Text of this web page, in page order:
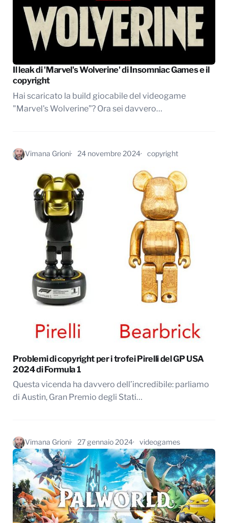
Il leak di 'Marvel's Wolverine' di Insomniac Games e il
copyright
Hai scaricato la build giocabile del videogame
"Marvel's Wolverine”? Ora sei davvero…
Vimana Grioni 24 novembre 2024 copyright
Problemi di copyright per i trofei Pirelli del GP USA
2024 di Formula 1
Questa vicenda ha davvero dell’incredibile: parliamo
di Austin, Gran Premio degli Stati…
Vimana Grioni 27 gennaio 2024 videogames